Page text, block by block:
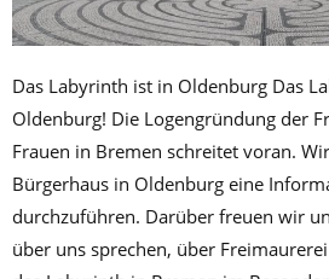
Das Labyrinth ist in Oldenburg Das
Oldenburg! Die Logengründung der
Frauen in Bremen schreitet voran.
Bürgerhaus in Oldenburg eine
durchzuführen. Darüber freuen wir
über uns sprechen, über